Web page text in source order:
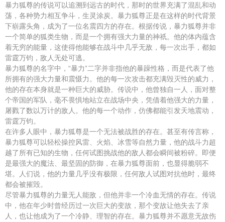
暴力狐尊的传说可以追溯到远古的时代，那时的世界充满了混乱和动
荡，各种势力相互争斗，生灵涂炭。暴力狐尊正是在这样的时代背景
下崭露头角，成为了一位名震四方的存在。根据传说，暴力狐尊并非
一个简单的狐类生物，而是一个拥有强大力量的神祇。他的体内蕴含
着无穷的能量，这使得他能够在战斗中几乎无敌，每一次出手，都如
雷霆万钧，敌人无处可逃。
暴力狐尊的名字中，“暴力”二字并非指他的暴躁性格，而是代表了他
所拥有的强大力量和震慑力。他的每一次攻击都充满毁灭性的威力，
他的存在本身就是一种巨大的威胁。传说中，他曾独自一人，面对整
个帝国的军队，毫不畏惧地站立在战场中央，凭借着他强大的力量，
屠戮了数以万计的敌人。他的每一个动作，仿佛都能引发天地震动，
雷霆万钧。
在许多人眼中，暴力狐尊是一个无法被战胜的存在。甚至有传言称，
暴力狐尊可以轻松操控风雷、火焰、冰雪等自然力量，他的战斗力超
越了所有已知的生物，任何试图挑战他的敌人都会瞬间被粉碎。即便
是最强大的魔法、最坚固的防御，在暴力狐尊面前，也显得脆弱不
堪。人们说，他的力量几乎没有极限，任何敌人试图对抗他时，最终
都会被摧毁。
尽管暴力狐尊的力量无人能敌，但他并非一个冷血无情的存在。传说
中，他在年少时曾经历过一次巨大的变故，那个变故让他失去了亲
人，也让他成为了一个冷静、理智的存在。暴力狐尊并不愿意无故伤